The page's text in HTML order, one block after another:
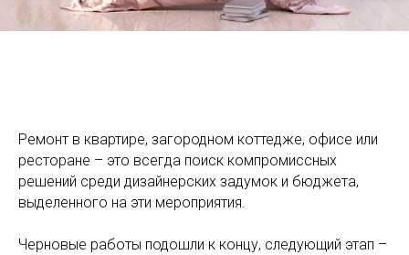
Ремонт в квартире, загородном коттедже, офисе или
ресторане – это всегда поиск компромиссных
решений среди дизайнерских задумок и бюджета,
выделенного на эти мероприятия.
Черновые работы подошли к концу, следующий этап –